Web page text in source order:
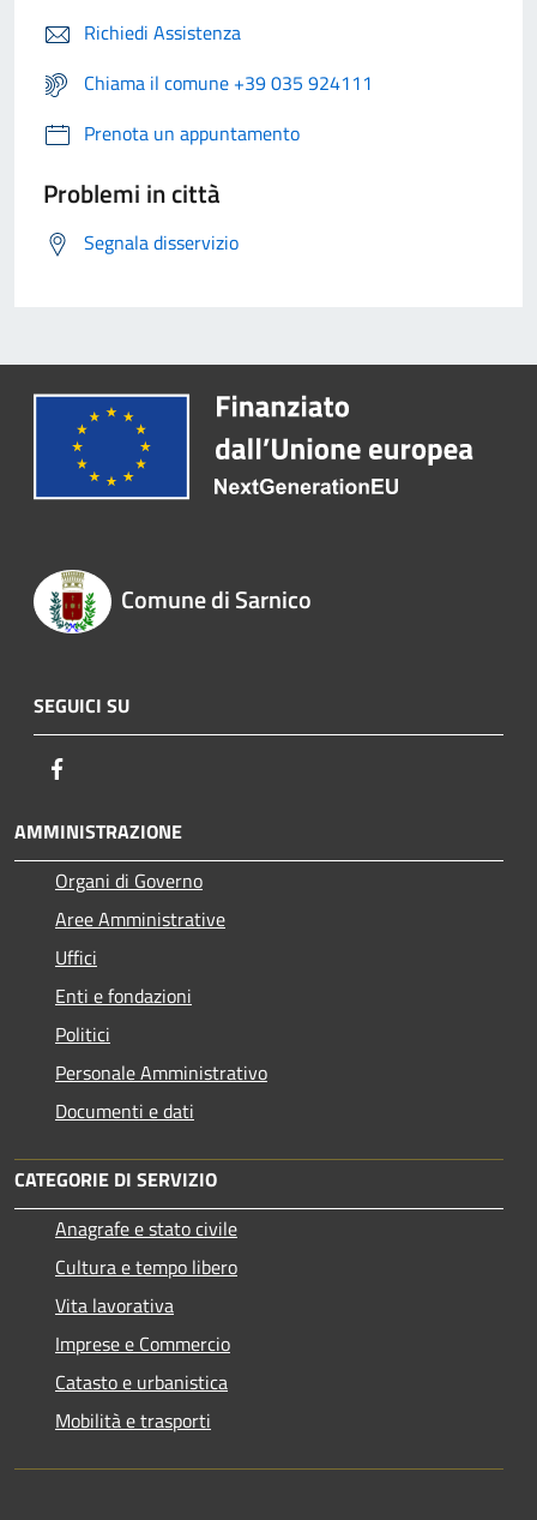
Richiedi Assistenza
Chiama il comune +39 035 924111
Prenota un appuntamento
Problemi in città
Segnala disservizio
Comune di Sarnico
SEGUICI SU
AMMINISTRAZIONE
Organi di Governo
Aree Amministrative
Uffici
Enti e fondazioni
Politici
Personale Amministrativo
Documenti e dati
CATEGORIE DI SERVIZIO
Anagrafe e stato civile
Cultura e tempo libero
Vita lavorativa
Imprese e Commercio
Catasto e urbanistica
Mobilità e trasporti